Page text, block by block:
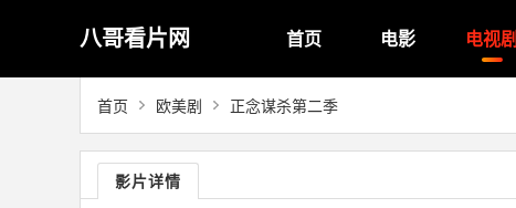
八哥看片网 首页 电影 电视剧
首页 欧美剧 正念谋杀第二季
影片详情